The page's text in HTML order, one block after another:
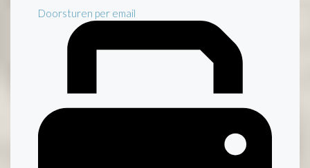
Doorsturen per email